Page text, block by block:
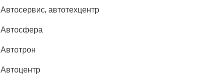
Автосервис, автотехцентр
Автосфера
Автотрон
Автоцентр